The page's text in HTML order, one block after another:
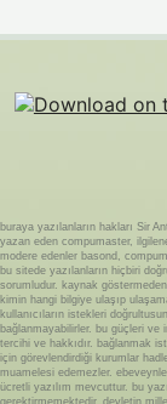
buraya yazılanların hakları Sir
yazan eden compumaster,
modere edenler basond,
bu sitede yazılanların hiçbiri
sorumludur. kaynak
kimin hangi bilgiye ulaşıp
kullanıcıların istekleri
bağlanmayabilirler. bu güçleri ve
tercihi ve hakkıdır. bağlanmak
için görevlendirdiği kurumlar
muamelesi edemezler.
ücretli yazılım mevcuttur. bu
gerektirmemektedir. devletin